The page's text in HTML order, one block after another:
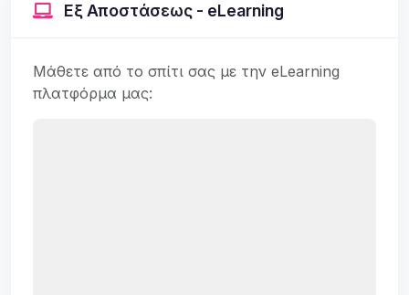
Εξ Αποστάσεως - eLearning
Μάθετε από το σπίτι σας με την eLearning
πλατφόρμα μας: